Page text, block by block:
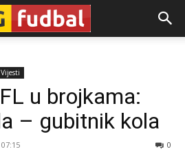
Vijesti
u brojkama:
– gubitnik kola
0